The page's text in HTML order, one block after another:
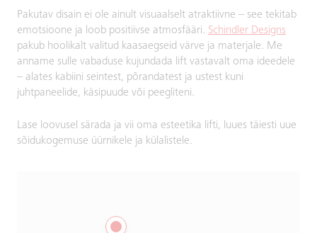
Pakutav disain ei ole ainult visuaalselt atraktiivne – see tekitab
emotsioone ja loob positiivse atmosfääri. Schindler Designs
pakub hoolikalt valitud kaasaegseid värve ja materjale. Me
anname sulle vabaduse kujundada lift vastavalt oma ideedele
– alates kabiini seintest, põrandatest ja ustest kuni
juhtpaneelide, käsipuude või peegliteni.
Lase loovusel särada ja vii oma esteetika lifti, luues täiesti uue
sõidukogemuse üürnikele ja külalistele.